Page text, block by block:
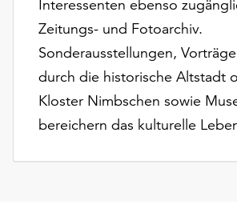
Interessenten ebenso
Zeitungs- und Fotoarchiv.
Sonderausstellungen,
durch die historische Altstadt
Kloster Nimbschen sowie
bereichern das kulturelle